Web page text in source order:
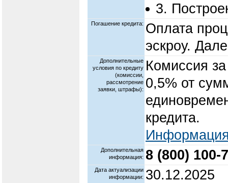
3.
Погашение кредита: Оплата
эскроу.
Дополнительные
условия по кредиту
(комиссии,
рассмотрение
заявки, штрафы):
Комиссия
0,5% от
кредита.
Дополнительная
информация: 8 (800) 100-
Дата актуализации
информации: 30.12.2025